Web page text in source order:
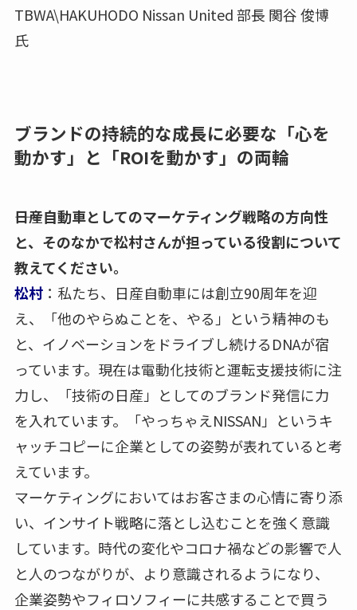
TBWA\HAKUHODO Nissan United 部長 関谷 俊博
氏
ブランドの持続的な成長に必要な「心を
動かす」と「ROIを動かす」の両輪
――日産自動車としてのマーケティング戦略の方向性
と、そのなかで松村さんが担っている役割について
教えてください。
松村：私たち、日産自動車には創立90周年を迎
え、「他のやらぬことを、やる」という精神のも
と、イノベーションをドライブし続けるDNAが宿
っています。現在は電動化技術と運転支援技術に注
力し、「技術の日産」としてのブランド発信に力
を入れています。「やっちゃえNISSAN」というキ
ャッチコピーに企業としての姿勢が表れていると考
えています。
マーケティングにおいてはお客さまの心情に寄り添
い、インサイト戦略に落とし込むことを強く意識
しています。時代の変化やコロナ禍などの影響で人
と人のつながりが、より意識されるようになり、
企業姿勢やフィロソフィーに共感することで買う